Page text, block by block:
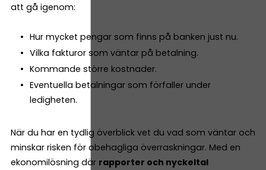
att gå igenom:
Hur mycket pengar som finns på banken just nu.
Vilka fakturor som väntar på betalning.
Kommande större kostnader.
Eventuella betalningar som förfaller under
ledigheten.
När du har en tydlig överblick vet du vad som väntar och
minskar risken för obehagliga överraskningar. Med en
ekonomilösning där rapporter och nyckeltal